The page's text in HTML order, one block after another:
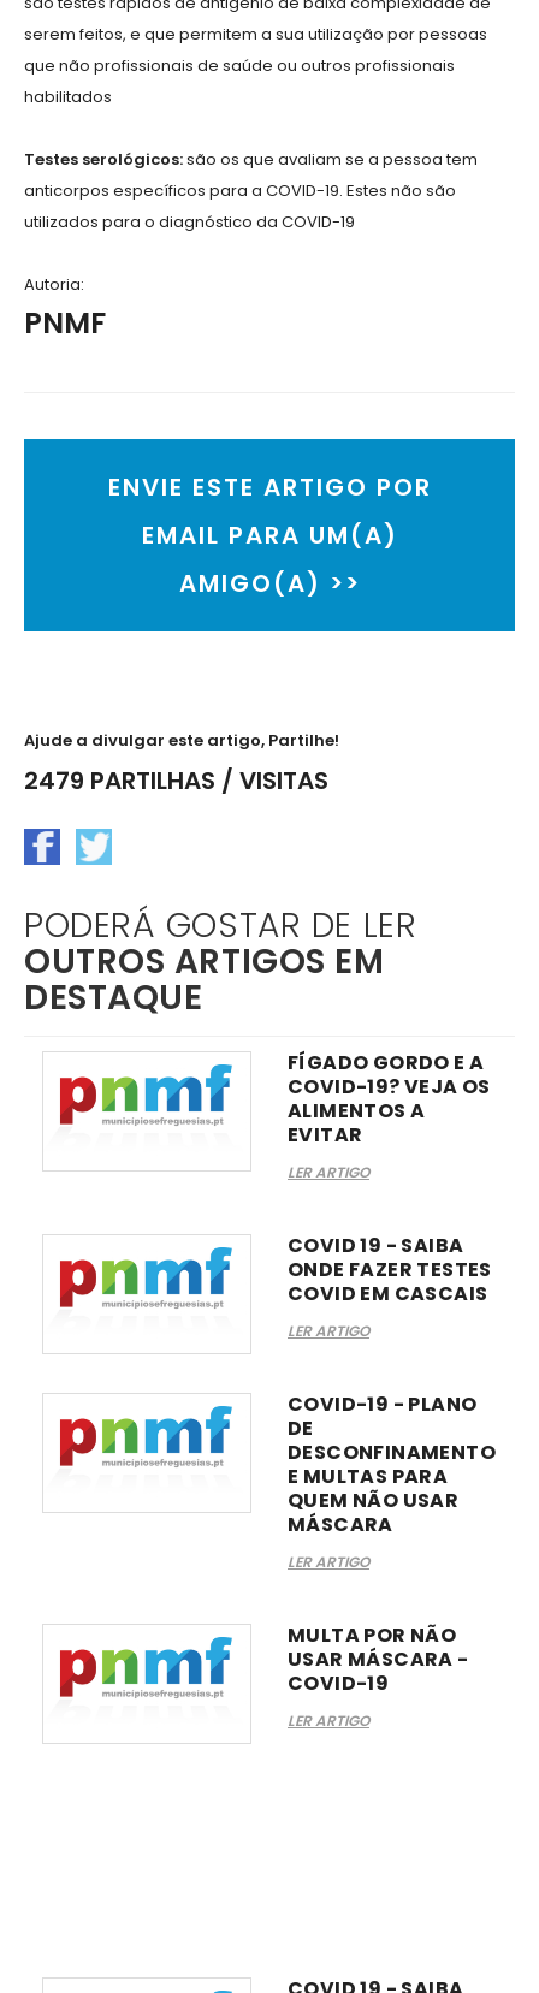
serem feitos, e que permitem a sua utilização por pessoas
que não profissionais de saúde ou outros profissionais
habilitados
Testes serológicos:são os que avaliam se a pessoa tem
anticorpos específicos para a COVID-19. Estes não são
utilizados para o diagnóstico da COVID-19
Autoria:
PNMF
ENVIE ESTE ARTIGO POR
EMAIL PARA UM(A)
AMIGO(A) >>
Ajude a divulgar este artigo, Partilhe!
2479 PARTILHAS / VISITAS
PODERÁ GOSTAR DE LER
OUTROS ARTIGOS EM
DESTAQUE
FÍGADO GORDO E A
COVID-19? VEJA OS
ALIMENTOS A
EVITAR
LER ARTIGO
COVID 19 - SAIBA
ONDE FAZER TESTES
COVID EM CASCAIS
LER ARTIGO
COVID-19 - PLANO
DE
DESCONFINAMENTO
E MULTAS PARA
QUEM NÃO USAR
MÁSCARA
LER ARTIGO
MULTA POR NÃO
USAR MÁSCARA -
COVID-19
LER ARTIGO